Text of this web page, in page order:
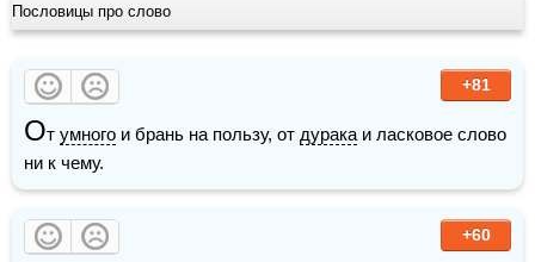
Пословицы про слово
+81
От умного и брань на пользу, от дурака и ласковое слово
ни к чему.
+60